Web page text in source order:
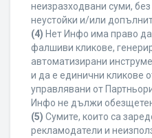
неизразходвани суми,
неустойки и/или
(4) Нет Инфо има право
фалшиви кликове,
автоматизирани
и да е единични кликове
управлявани от
Инфо не дължи
(5) Сумите, които са
рекламодатели и